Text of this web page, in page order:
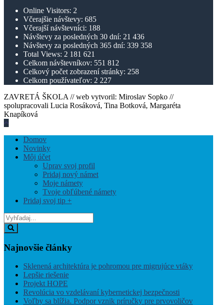
Online Visitors: 2
Včerajšie návštevy: 685
Včerajší návštevníci: 188
Návštevy za posledných 30 dní: 21 436
Návštevy za posledných 365 dní: 339 358
Total Views: 2 181 621
Celkom návštevníkov: 551 812
Celkový počet zobrazení stránky: 258
Celkom používateľov: 2 227
ZAVRETÁ ŠKOLA // web vytvoril: Miroslav Sopko //
spolupracovali Lucia Rosáková, Tina Botková, Margaréta
Knapíková
Blízkosti
Offcanvas
Domov
Novinky
Môj účet
Uprav svoj profil
Pridaj nový námet
Moje námety
Tvoje obľúbené námety
Pridaj svoj tip +
Vyhľadaj
z:
Najnovšie články
Sklenená architektúra je pohromou pre migrujúce vtáky
Lepšie riešenie
Projekt HOPE
Revolúcia vo vzdelávaní kybernetickej bezpečnosti
Voľby sa blížia. Podpor vznik príručky pre prvovoličov